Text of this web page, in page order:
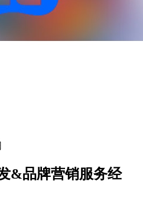
&品牌营销服务经